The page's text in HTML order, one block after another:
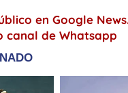
en Google
canal de Whatsapp